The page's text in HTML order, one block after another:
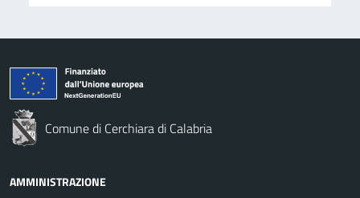
Comune di Cerchiara di Calabria
AMMINISTRAZIONE